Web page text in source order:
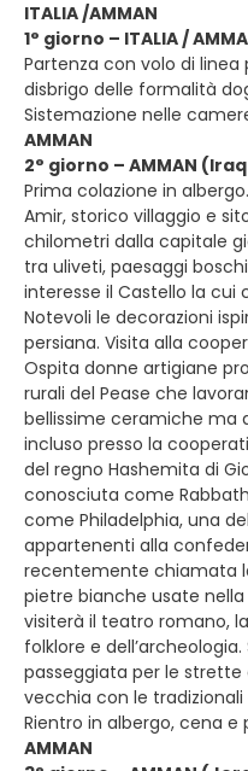
ITALIA /AMMAN
1° giorno – ITALIA /
Partenza con volo di linea
disbrigo delle formalità
Sistemazione nelle
AMMAN
2° giorno – AMMAN
Prima colazione in
Amir, storico villaggio e
chilometri dalla capitale
tra uliveti, paesaggi
interesse il Castello la cui
Notevoli le decorazioni
persiana. Visita alla
Ospita donne artigiane
rurali del Pease che
bellissime ceramiche ma
incluso presso la
del regno Hashemita di
conosciuta come
come Philadelphia, una
appartenenti alla
recentemente chiamata
pietre bianche usate
visiterà il teatro romano,
folklore e
passeggiata per le
vecchia con le
Rientro in albergo, cena
AMMAN